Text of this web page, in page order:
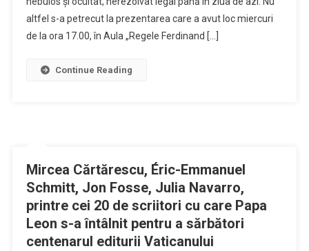
acuză:
altfel s-a petrecut la prezentarea care a avut loc miercuri
de la ora 17.00, în Aula „Regele Ferdinand […]
Continue Reading
Mircea Cărtărescu, Éric-Emmanuel
Schmitt, Jon Fosse, Julia Navarro,
printre cei 20 de scriitori cu care Papa
Leon s-a întâlnit pentru a sărbători
centenarul editurii Vaticanului